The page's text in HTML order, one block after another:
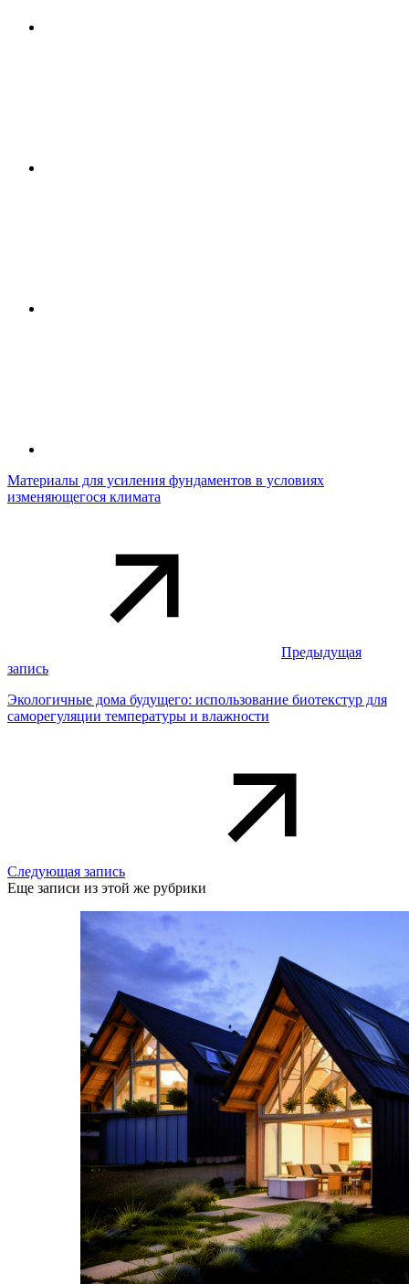
Материалы для усиления фундаментов в условиях
изменяющегося климата
Предыдущая
запись
Экологичные дома будущего: использование биотекстур для
саморегуляции температуры и влажности
Следующая запись
Еще записи из этой же рубрики